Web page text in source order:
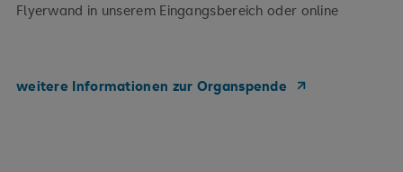
Flyerwand in unserem Eingangsbereich oder online
weitere Informationen zur Organspende